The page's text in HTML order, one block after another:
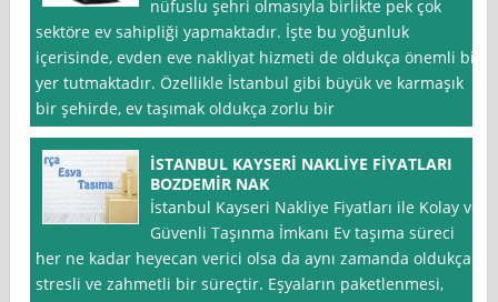
nüfuslu şehri olmasıyla birlikte pek çok
sektöre ev sahipliği yapmaktadır. İşte bu yoğunluk
içerisinde, evden eve nakliyat hizmeti de oldukça önemli bir
yer tutmaktadır. Özellikle İstanbul gibi büyük ve karmaşık
bir şehirde, ev taşımak oldukça zorlu bir
İSTANBUL KAYSERİ NAKLİYE FİYATLARI
BOZDEMİR NAK
İstanbul Kayseri Nakliye Fiyatları ile Kolay ve
Güvenli Taşınma İmkanı Ev taşıma süreci
her ne kadar heyecan verici olsa da aynı zamanda oldukça
stresli ve zahmetli bir süreçtir. Eşyaların paketlenmesi,